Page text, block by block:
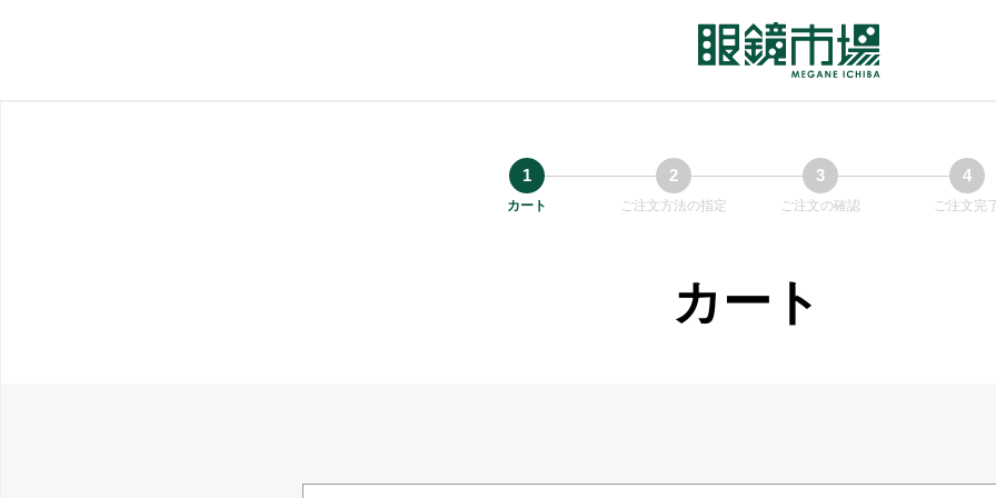
カート ご注文方法の指定 ご注文の確認 ご注文完
カート